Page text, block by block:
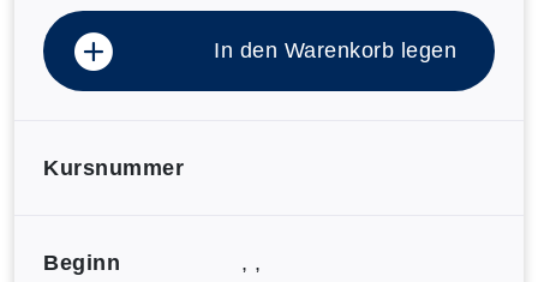
In den Warenkorb legen
Kursnummer
Beginn
, ,